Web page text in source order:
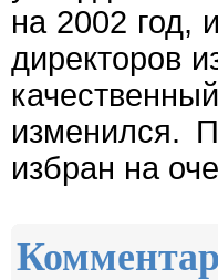
на 2002 год,
директоров
изменился.
избран на